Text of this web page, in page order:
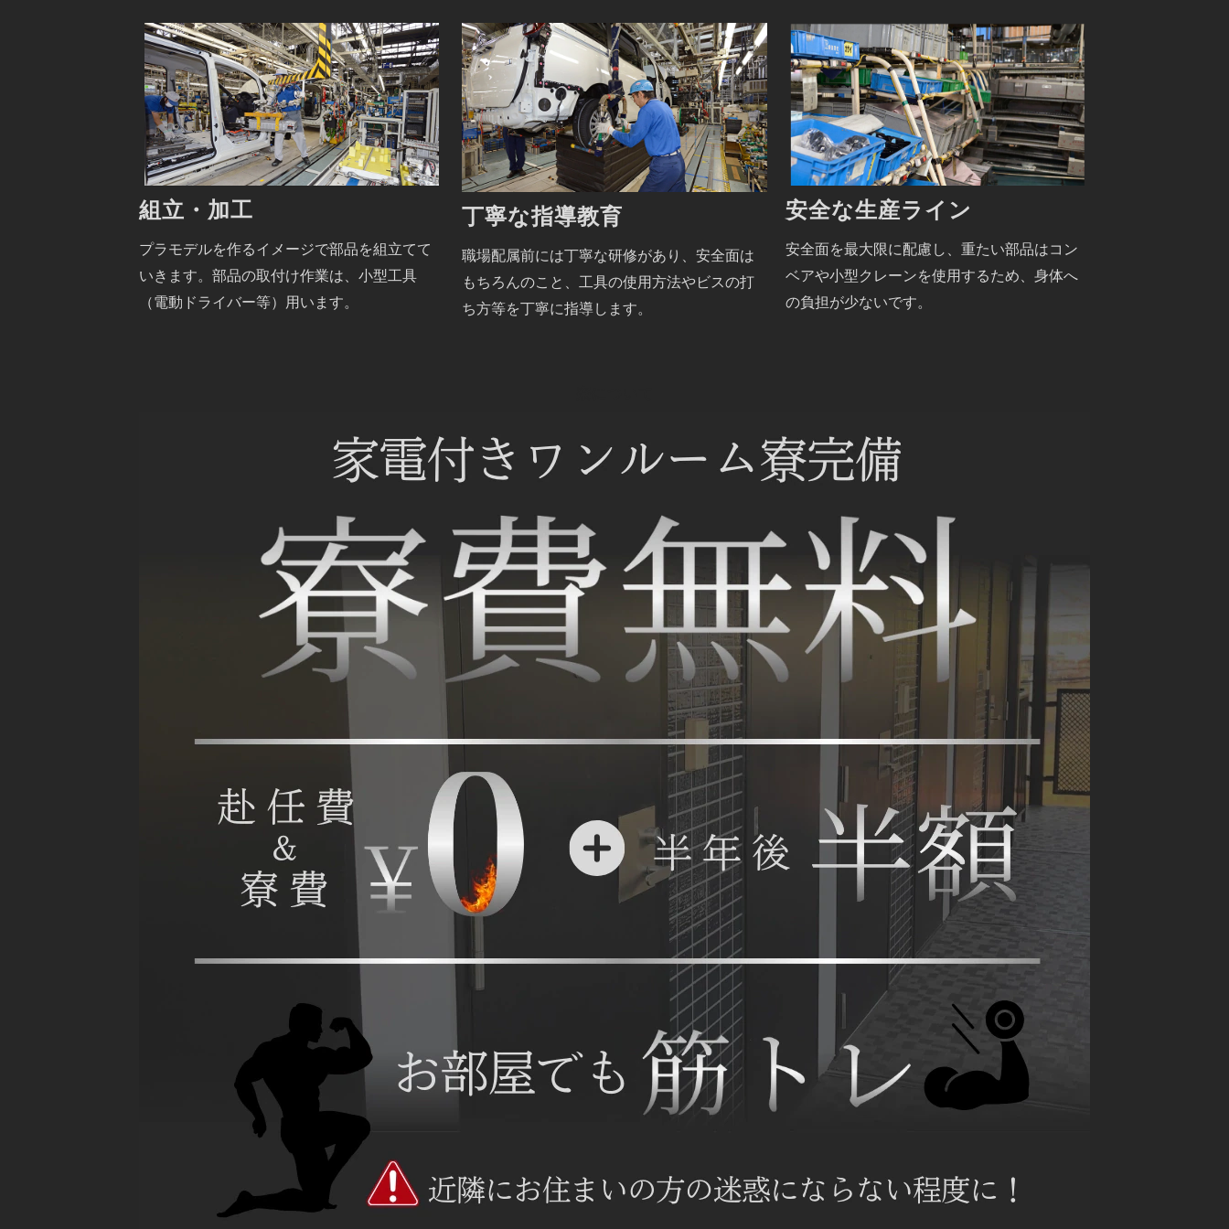
組立・加工
プラモデルを作るイメージで部品を組立てて
いきます。部品の取付け作業は、小型工具
（電動ドライバー等）用います。
丁寧な指導教育
職場配属前には丁寧な研修があり、安全面は
もちろんのこと、工具の使用方法やビスの打
ち方等を丁寧に指導します。
安全な生産ライン
安全面を最大限に配慮し、重たい部品はコン
ベアや小型クレーンを使用するため、身体へ
の負担が少ないです。